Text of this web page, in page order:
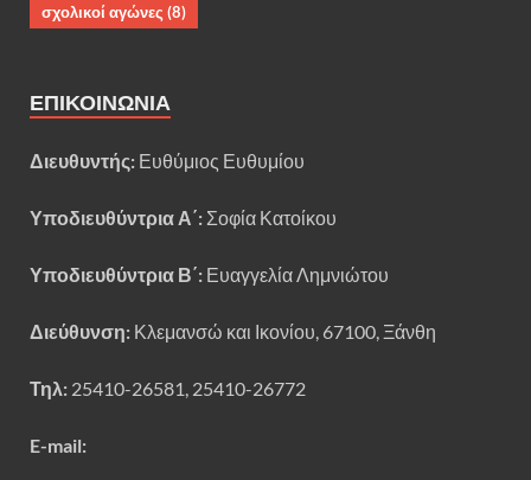
σχολικοί αγώνες (8)
ΕΠΙΚΟΙΝΩΝΊΑ
Διευθυντής: Ευθύμιος Ευθυμίου
Υποδιευθύντρια Α΄: Σοφία Κατοίκου
Υποδιευθύντρια Β΄: Ευαγγελία Λημνιώτου
Διεύθυνση: Κλεμανσώ και Ικονίου, 67100, Ξάνθη
Τηλ: 25410-26581, 25410-26772
E-mail: